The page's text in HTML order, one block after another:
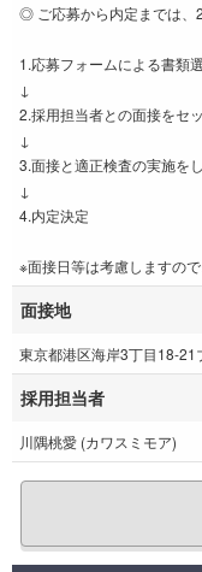
◎ ご応募から内定までは
1.応募フォームによる書類
↓
2.採用担当者との面接をセ
↓
3.面接と適正検査の実施を
↓
4.内定決定
※面接日等は考慮しますので
面接地
東京都港区海岸3丁目18-21
採用担当者
川隅桃愛 (カワスミモア)